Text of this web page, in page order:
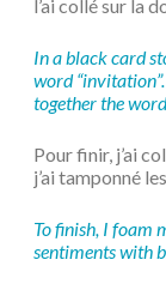
l’ai collé sur la
In a black card
word
together the
Pour finir, j’ai
j’ai tamponné
To finish, I foam
sentiments with